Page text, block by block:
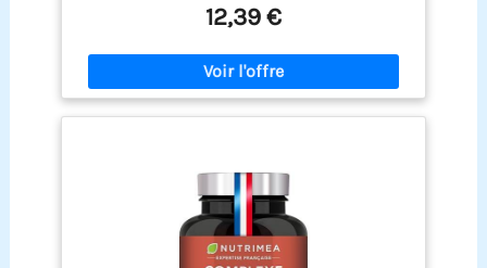
et soulage les sensations de jambes lourdes
efficacement et réduit l'impression
d'articulations gonflées. EFFICACITE PROUVEE: 91%
des femmes testées ont une sensation de jambes
moins lourdes, moins fatiguées et 86% ont une
sensation de jambes, pieds et chevilles moins
de l'aromathérapie. Aux 17 huiles essentielles
100% pures et naturelles. Actif menthol 100%
d'origine naturelle. Récipient sous pression sans
gaz propulseur nocif pour l'environnement MODE
D'EMPLOI : vaporisez le spray sur vos jambes,
12,39 €